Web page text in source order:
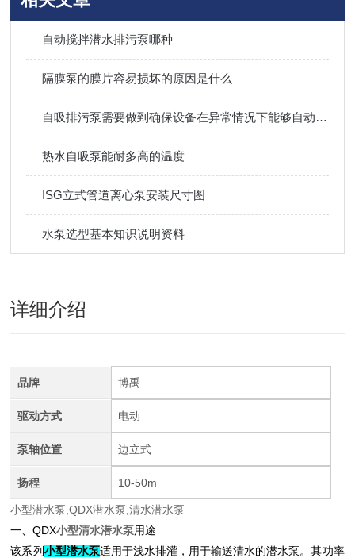
自动搅拌潜水排污泵哪种
隔膜泵的膜片容易损坏的原因是什么
自吸排污泵需要做到确保设备在异常情况下能够自动停机保护
热水自吸泵能耐多高的温度
ISG立式管道离心泵安装尺寸图
水泵选型基本知识说明资料
详细介绍
品牌 博禹
驱动方式 电动
泵轴位置 边立式
扬程 10-50m
小型潜水泵,QDX潜水泵,清水潜水泵
一、QDX小型清水潜水泵用途
该系列小型潜水泵适用于浅水排灌，用于输送清水的潜水泵。其功率